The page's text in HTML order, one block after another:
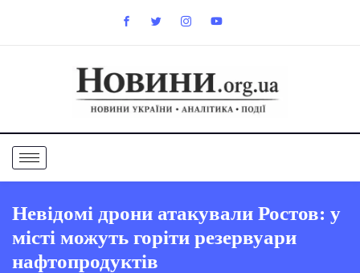
Невідомі дрони атакували Ростов: у
місті можуть горіти резервуари
нафтопродуктів